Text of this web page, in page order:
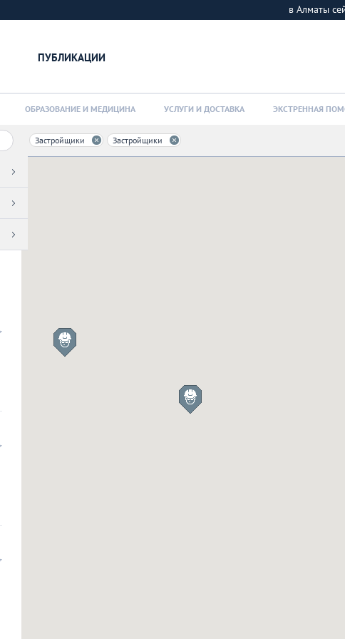
в Алматы
ПУБЛИКАЦИИ
ОБРАЗОВАНИЕ И МЕДИЦИНА УСЛУГИ И ДОСТАВКА ЭКСТРЕННАЯ
Застройщики Застройщики